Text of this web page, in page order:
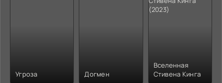
Угроза Догмен
Вселенная
Стивена Кинга